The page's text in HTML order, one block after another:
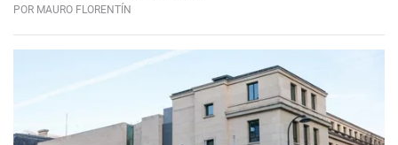
POR MAURO FLORENTÍN